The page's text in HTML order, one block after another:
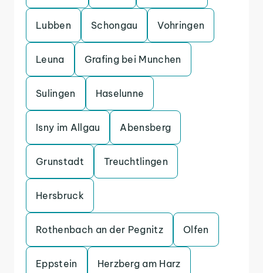
Lubben Schongau Vohringen
Leuna Grafing bei Munchen
Sulingen Haselunne
Isny im Allgau Abensberg
Grunstadt Treuchtlingen
Hersbruck
Rothenbach an der Pegnitz Olfen
Eppstein Herzberg am Harz